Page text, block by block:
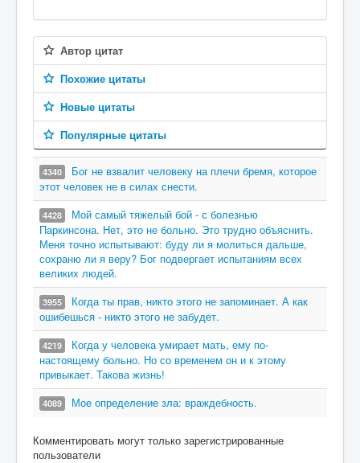
Автор цитат
Похожие цитаты
Новые цитаты
Популярные цитаты
4340
Бог не взвалит человеку на плечи бремя, которое
этот человек не в силах снести.
4428
Мой самый тяжелый бой - с болезнью
Паркинсона. Нет, это не больно. Это трудно объяснить.
Меня точно испытывают: буду ли я молиться дальше,
сохраню ли я веру? Бог подвергает испытаниям всех
великих людей.
3955
Когда ты прав, никто этого не запоминает. А как
ошибешься - никто этого не забудет.
4219
Когда у человека умирает мать, ему по-
настоящему больно. Но со временем он и к этому
привыкает. Такова жизнь!
4089 Мое определение зла: враждебность.
Комментировать могут только зарегистрированные
пользователи